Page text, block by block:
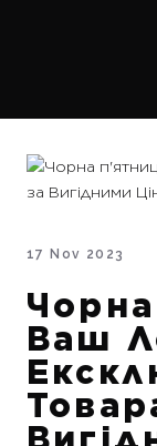
17 Nov 2023
Ваш